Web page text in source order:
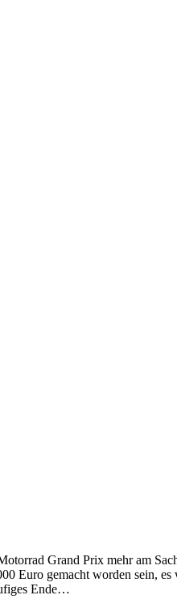
Grand Prix mehr am
Euro gemacht worden sein,
Ende…